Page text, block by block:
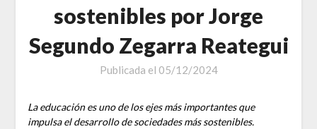
sostenibles por Jorge
Segundo Zegarra Reategui
Publicada el 05/12/2024
La educación es uno de los ejes más importantes que
impulsa el desarrollo de sociedades más sostenibles.